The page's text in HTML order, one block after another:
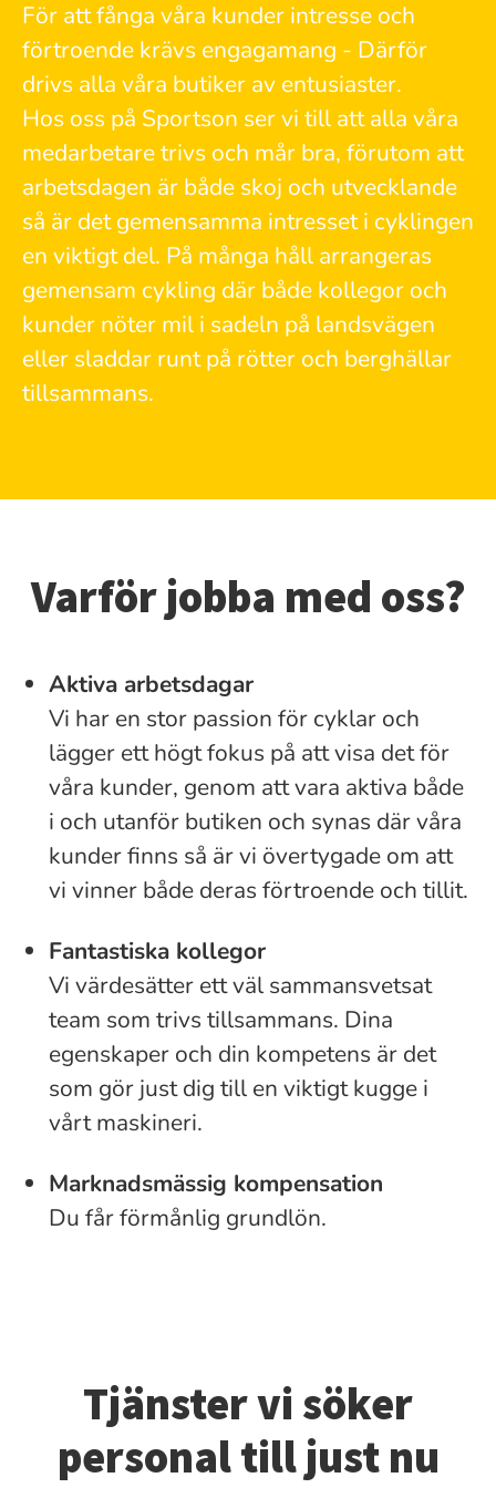
För att fånga våra kunder intresse och
förtroende krävs engagamang - Därför
drivs alla våra butiker av entusiaster.
Hos oss på Sportson ser vi till att alla våra
medarbetare trivs och mår bra, förutom att
arbetsdagen är både skoj och utvecklande
så är det gemensamma intresset i cyklingen
en viktigt del. På många håll arrangeras
gemensam cykling där både kollegor och
kunder nöter mil i sadeln på landsvägen
eller sladdar runt på rötter och berghällar
tillsammans.
Varför jobba med oss?
Aktiva arbetsdagar
Vi har en stor passion för cyklar och
lägger ett högt fokus på att visa det för
våra kunder, genom att vara aktiva både
i och utanför butiken och synas där våra
kunder finns så är vi övertygade om att
vi vinner både deras förtroende och tillit.
Fantastiska kollegor
Vi värdesätter ett väl sammansvetsat
team som trivs tillsammans. Dina
egenskaper och din kompetens är det
som gör just dig till en viktigt kugge i
vårt maskineri.
Marknadsmässig kompensation
Du får förmånlig grundlön.
Tjänster vi söker
personal till just nu